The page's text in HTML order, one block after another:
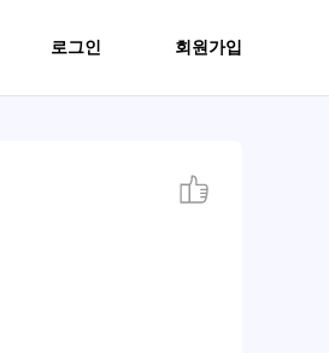
로그인 회원가입